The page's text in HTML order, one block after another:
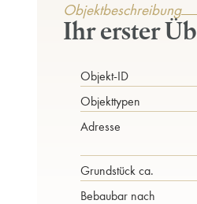
Objektbeschreibung
Ihr erster
Objekt-ID
Objekttypen
Adresse
Grund­stück ca.
Bebaubar nach